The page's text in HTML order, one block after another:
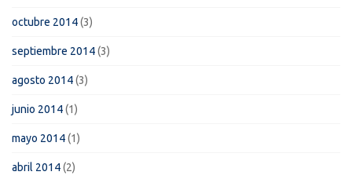
octubre 2014(3)
septiembre 2014(3)
agosto 2014(3)
junio 2014(1)
mayo 2014(1)
abril 2014(2)